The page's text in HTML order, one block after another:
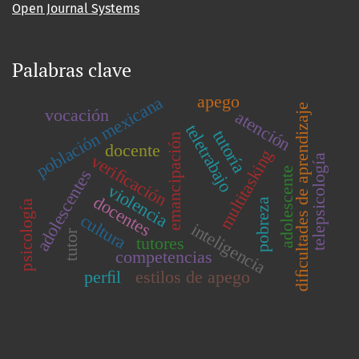
Open Journal Systems
Palabras clave
multitasking
atención
emancipación
veriﬁcación
inteligencia
competencias
tutores
docentes
teletrabajo
apego
cultura
población mexicana
estilos de apego diﬁcultades de aprendizaje
docente
vocación
adolescente
tutor
tutoría
adolescentes
perﬁl
psicología telepsicología
violencia pobreza